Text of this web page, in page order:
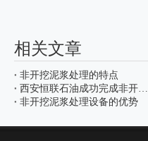
相关文章
非开挖泥浆处理的特点
西安恒联石油成功完成非开挖泥浆混配系统，为工程领域注入新动力
非开挖泥浆处理设备的优势